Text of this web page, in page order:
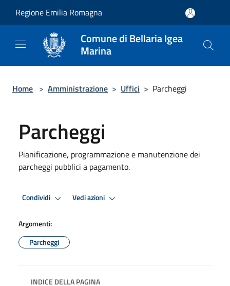
Regione Emilia Romagna
Comune di Bellaria Igea
Marina
Home > Amministrazione > Uffici > Parcheggi
Parcheggi
Pianificazione, programmazione e manutenzione dei
parcheggi pubblici a pagamento.
Condividi Vedi azioni
Argomenti:
Parcheggi
INDICE DELLA PAGINA